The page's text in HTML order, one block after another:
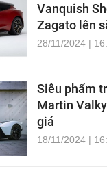
Vanquish
Zagato lên
28/11/2024 |
Siêu phẩm
Martin
giá
18/11/2024 |